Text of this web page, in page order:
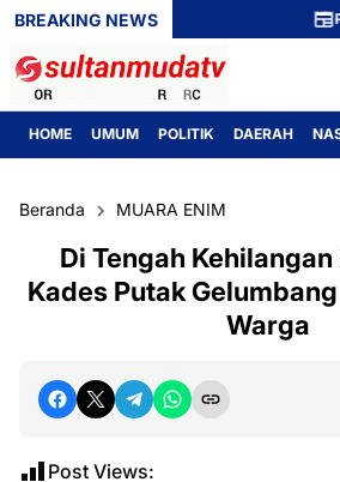
BREAKING NEWS
HOME UMUM POLITIK DAERAH
Beranda MUARA ENIM
Di Tengah Kehilangan
Kades Putak
Warga
Post Views: